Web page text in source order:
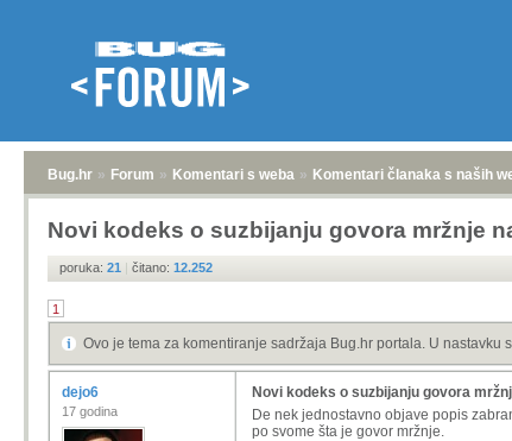
Bug.hr » Forum » Komentari s weba » Komentari članaka s naših
Novi kodeks o suzbijanju govora mržnje
poruka: 21 | čitano: 12.252
1
Ovo je tema za komentiranje sadržaja Bug.hr portala. U nastavku
dejo6
17 godina
Novi kodeks o suzbijanju govora
De nek jednostavno objave popis
po svome šta je govor mržnje.